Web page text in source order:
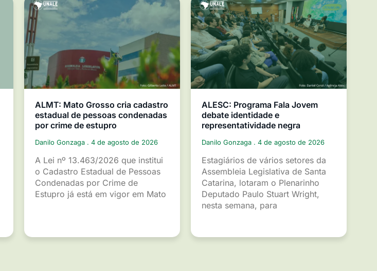
ALMT: Mato Grosso cria cadastro
estadual de pessoas condenadas
por crime de estupro
Danilo Gonzaga 4 de agosto de 2026
A Lei nº 13.463/2026 que institui
o Cadastro Estadual de Pessoas
Condenadas por Crime de
Estupro já está em vigor em Mato
ALESC: Programa Fala Jovem
debate identidade e
representatividade negra
Danilo Gonzaga 4 de agosto de 2026
Estagiários de vários setores da
Assembleia Legislativa de Santa
Catarina, lotaram o Plenarinho
Deputado Paulo Stuart Wright,
nesta semana, para